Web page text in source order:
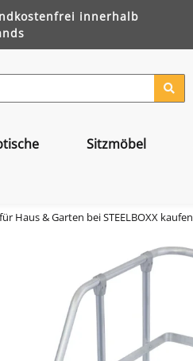
innerhalb
Sitzmöbel
Haus & Garten bei STEELBOXX kaufen